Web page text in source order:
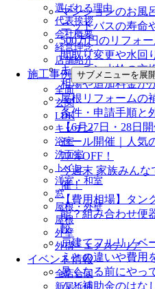
選ばれる理由
代表挨拶
会社概要
経営理念
店舗紹介
施工事例 サブメニューを展開
全面
玄関
LDK
キッチン
浴室
洗面室
トイレ
洋室・和室
窓
屋根・外壁
屋根
外壁
外構・エクステリア
イベント情報
全店合同
新居浜店
マンションのお風
ニットバスの寿命
500万円のリフォ
間取り変更や水回
キッチン水栓の交
相場や追加料金が
屋根リフォームの
条件・申請手順と
【6月27日・28日
セール開催｜人気
77％OFF！
今週末 家族みんな
催！
【費用相場】タン
能？組み合わせ便
較
戸建てフルリノベ
えとの違いや費用
暑くなる前にやっ
ムと補助金のはな